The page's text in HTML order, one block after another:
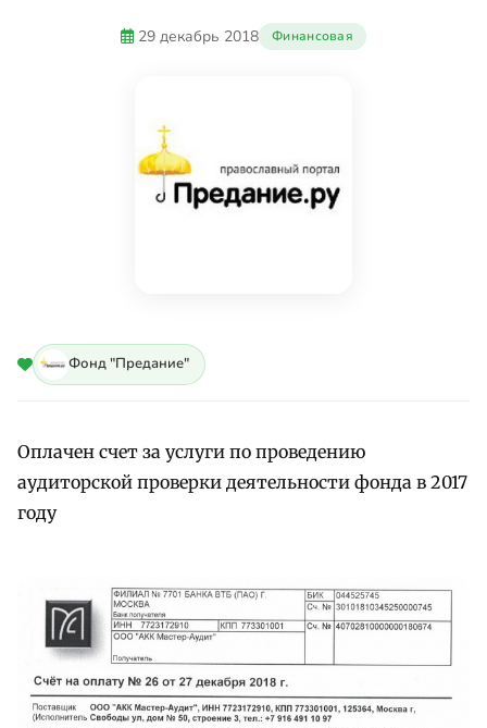
29 декабрь 2018 Финансовая
Фонд "Предание"
Оплачен счет за услуги по проведению
аудиторской проверки деятельности фонда в 2017
году